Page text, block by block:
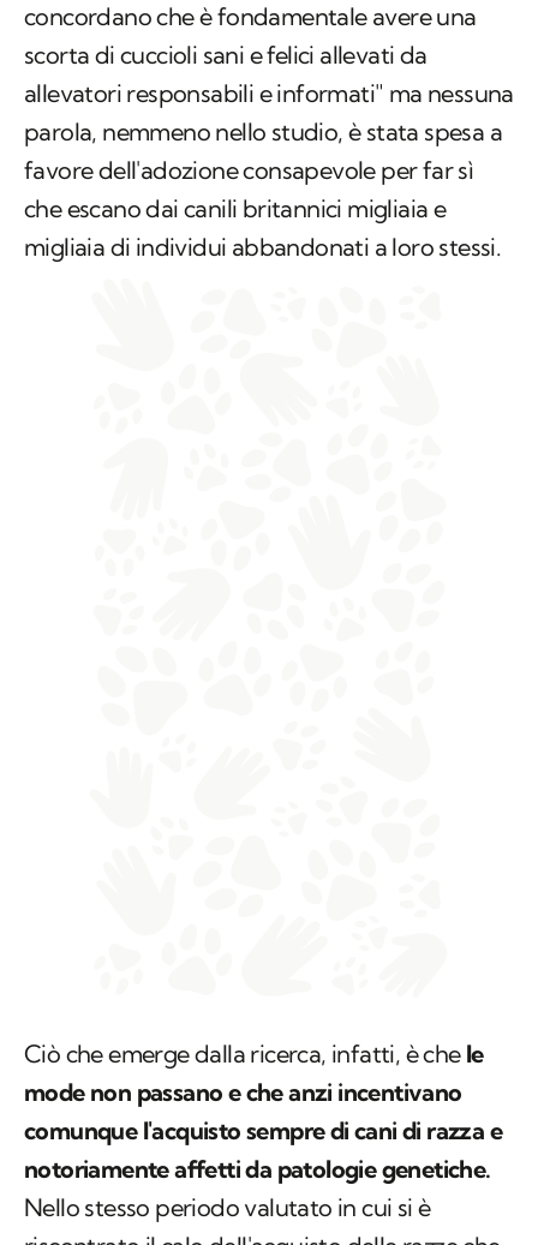
concordano che è fondamentale avere una
scorta di cuccioli sani e felici allevati da
allevatori responsabili e informati" ma nessuna
parola, nemmeno nello studio, è stata spesa a
favore dell'adozione consapevole per far sì
che escano dai canili britannici migliaia e
migliaia di individui abbandonati a loro stessi.
Ciò che emerge dalla ricerca, infatti, è che le
mode non passano e che anzi incentivano
comunque l'acquisto sempre di cani di razza e
notoriamente affetti da patologie genetiche.
Nello stesso periodo valutato in cui si è